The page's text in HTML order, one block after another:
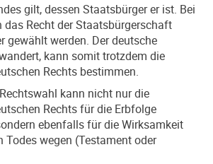
gilt, dessen Staatsbürger er ist. Bei
das Recht der Staatsbürgerschaft
gewählt werden. Der deutsche
kann somit trotzdem die
Rechts bestimmen.
kann nicht nur die
Rechts für die Erbfolge
ebenfalls für die Wirksamkeit
Todes wegen (Testament oder